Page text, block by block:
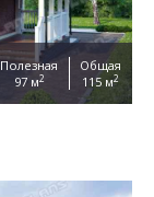
Полезная
97 м2
Общая
115 м2